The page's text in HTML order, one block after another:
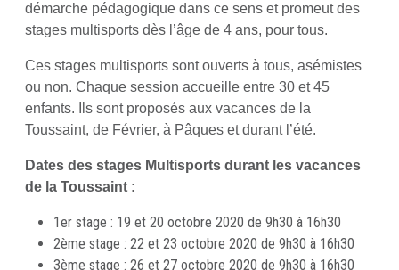
démarche pédagogique dans ce sens et promeut des
stages multisports dès l’âge de 4 ans, pour tous.
Ces stages multisports sont ouverts à tous, asémistes
ou non. Chaque session accueille entre 30 et 45
enfants. Ils sont proposés aux vacances de la
Toussaint, de Février, à Pâques et durant l’été.
Dates des stages Multisports durant les vacances
de la Toussaint :
1er stage : 19 et 20 octobre 2020 de 9h30 à 16h30
2ème stage : 22 et 23 octobre 2020 de 9h30 à 16h30
3ème stage : 26 et 27 octobre 2020 de 9h30 à 16h30